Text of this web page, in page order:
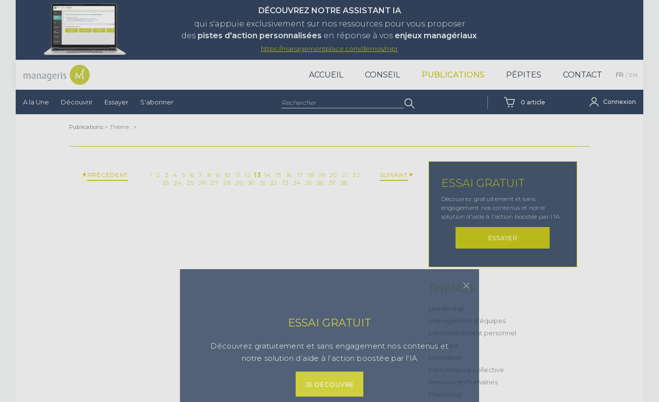
DÉCOUVREZ NOTRE ASSISTANT IA
qui s'appuie exclusivement sur nos ressources pour vous proposer
des pistes d'action personnalisées en réponse à vos enjeux managériaux.
https://managementplace.com/demos/mpr
ACCUEIL CONSEIL PUBLICATIONS PÉPITES CONTACT FR EN
A la Une Découvrir Essayer S'abonner Rechercher : 0 article Connexion
Publications> Thème : >
PRÉCÉDENT 1 2 3 4 5 6 7 8 9 10 11 12 13 14 15 16 17 18 19 20 21
22
23
24 25 26 27 28 29 30 31 32 33 34 35 36 37 38
SUIVANT
ESSAI GRATUIT
Découvrez gratuitement et sans
engagement nos contenus et notre
solution d'aide à l'action boostée par l'IA
ESSAYER
THÈMES
Leadership
Management d'équipes
Développement personnel
Stratégie
Innovation
Performance collective
Ressources humaines
Marketing
×
ESSAI GRATUIT
Découvrez gratuitement et sans engagement nos contenus et
notre solution d’aide à l’action boostée par l'IA
JE DÉCOUVRE